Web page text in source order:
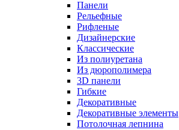
Панели
Рельефные
Рифленые
Дизайнерские
Классические
Из полиуретана
Из дюрополимера
3D панели
Гибкие
Декоративные
Декоративные элементы
Потолочная лепнина